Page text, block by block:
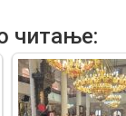
читање: